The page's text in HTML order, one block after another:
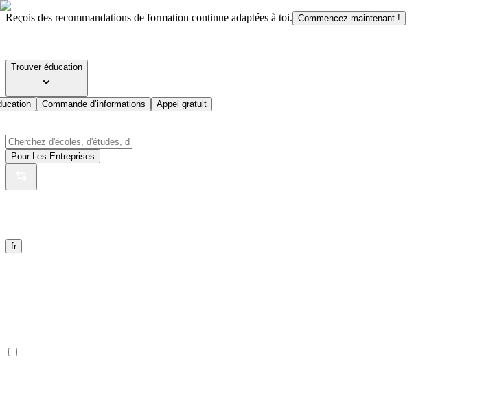
Reçois des recommandations de formation continue adaptées à toi. Commencez maintenant !
Trouver éducation
Commande d’informations Appel gratuit
Pour Les Entreprises
fr